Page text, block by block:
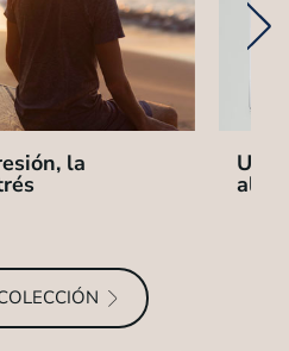
la Una